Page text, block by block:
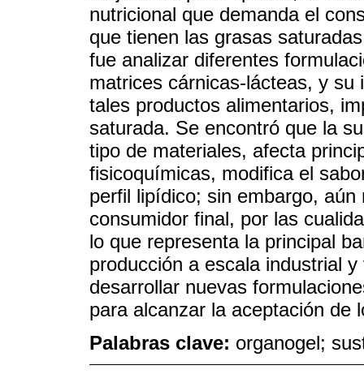
nutricional que demanda el
que tienen las grasas
fue analizar diferentes
matrices cárnicas-lácteas, y su
tales productos alimentarios,
saturada. Se encontró que la
tipo de materiales, afecta
fisicoquímicas, modifica el
perfil lipídico; sin embargo,
consumidor final, por las
lo que representa la principal
producción a escala industrial
desarrollar nuevas
para alcanzar la aceptación de
Palabras clave: organogel;